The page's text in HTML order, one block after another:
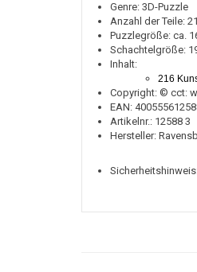
Genre: 3D-Puzzle
Anzahl der Teile:
Puzzlegröße: ca.
Schachtelgröße:
Inhalt:
216
Copyright: © cct:
EAN:
Artikelnr.: 12588 3
Hersteller: